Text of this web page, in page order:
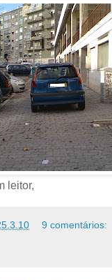
leitor,
9 comentários: